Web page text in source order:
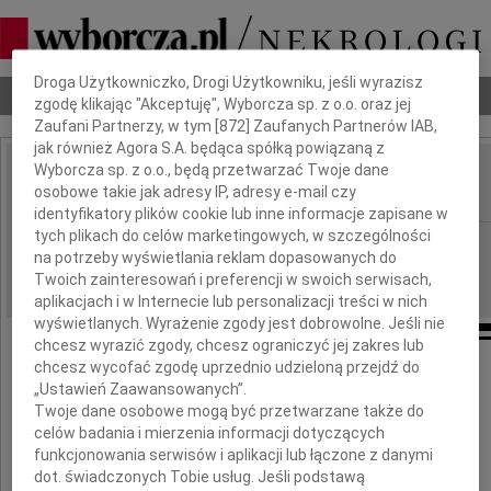
Nekrologi Odeszli Poradnik pogrzebowy
IMIĘ I NAZWISKO: Elżbieta Chlebicka
REGION: Wrocław
DATA EMISJI: 16.06.2023
Z głębokim żalem zawiadamiamy, że
Dbamy o Twoją prywatność
Droga Użytkowniczko, Drogi Użytkowniku, jeśli wyrazisz
zgodę klikając "Akceptuję", Wyborcza sp. z o.o. oraz jej
Zaufani Partnerzy, w tym [872 ] Zaufanych Partnerów IAB,
jak również Agora S.A. będąca spółką powiązaną z
Wyborcza sp. z o.o., będą przetwarzać Twoje dane
osobowe takie jak adresy IP, adresy e-mail czy
identyfikatory plików cookie lub inne informacje zapisane w
tych plikach do celów marketingowych, w szczególności
na potrzeby wyświetlania reklam dopasowanych do
Twoich zainteresowań i preferencji w swoich serwisach,
aplikacjach i w Internecie lub personalizacji treści w nich
wyświetlanych. Wyrażenie zgody jest dobrowolne. Jeśli nie
chcesz wyrazić zgody, chcesz ograniczyć jej zakres lub
chcesz wycofać zgodę uprzednio udzieloną przejdź do
„Ustawień Zaawansowanych”.
Twoje dane osobowe mogą być przetwarzane także do
celów badania i mierzenia informacji dotyczących
funkcjonowania serwisów i aplikacji lub łączone z danymi
dot. świadczonych Tobie usług. Jeśli podstawą